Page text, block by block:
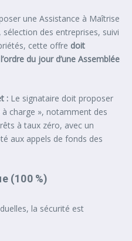
une Assistance à Maîtrise
sélection des entreprises, suivi
cette offre doit
du jour d’une Assemblée
: Le signataire doit proposer
charge », notamment des
à taux zéro, avec un
aux appels de fonds des
(100 %)
la sécurité est